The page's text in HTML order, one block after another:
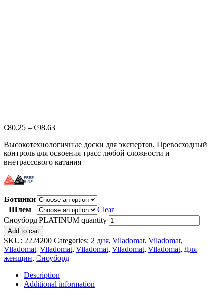
€80.25 – €98.63
Высокотехнологичные доски для экспертов. Превосходный
контроль для освоения трасс любой сложности и
внетрассового катания
Ботинки
Шлем
Clear
Сноуборд PLATINUM quantity
Add to cart
SKU: 2224200 Categories: 2 дня, Viladomat, Viladomat,
Viladomat, Viladomat, Viladomat, Viladomat, Viladomat, Для
женщин, Сноуборд
Description
Additional information